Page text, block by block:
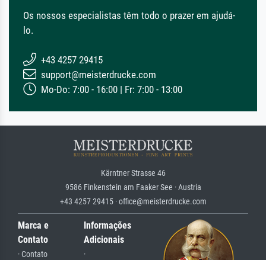
Os nossos especialistas têm todo o prazer em ajudá-
lo.
+43 4257 29415
support@meisterdrucke.com
Mo-Do: 7:00 - 16:00 | Fr: 7:00 - 13:00
Kärntner Strasse 46
9586 Finkenstein am Faaker See · Austria
+43 4257 29415 · office@meisterdrucke.com
Marca e
Contato
· Contato
Informações
Adicionais
·